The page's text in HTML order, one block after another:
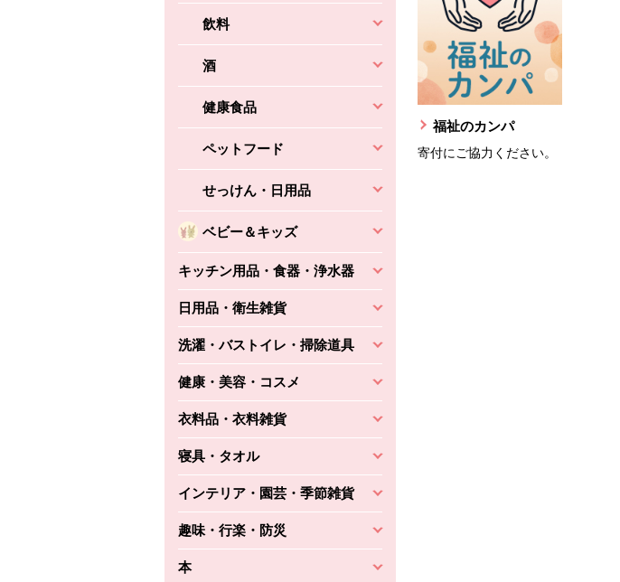
飲料
酒
健康食品
ペットフード
せっけん・日用品
ベビー＆キッズ
キッチン用品・食器・浄水器
日用品・衛生雑貨
洗濯・バストイレ・掃除道具
健康・美容・コスメ
衣料品・衣料雑貨
寝具・タオル
インテリア・園芸・季節雑貨
趣味・行楽・防災
本
福祉のカンパ
寄付にご協力ください。